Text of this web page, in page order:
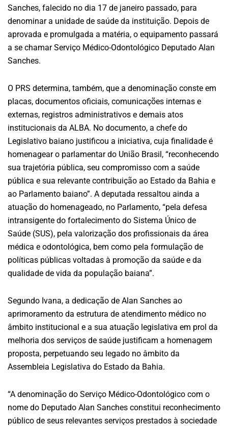
Sanches, falecido no dia 17 de janeiro passado, para
denominar a unidade de saúde da instituição. Depois de
aprovada e promulgada a matéria, o equipamento passará
a se chamar Serviço Médico-Odontológico Deputado Alan
Sanches.
O PRS determina, também, que a denominação conste em
placas, documentos oficiais, comunicações internas e
externas, registros administrativos e demais atos
institucionais da ALBA. No documento, a chefe do
Legislativo baiano justificou a iniciativa, cuja finalidade é
homenagear o parlamentar do União Brasil, “reconhecendo
sua trajetória pública, seu compromisso com a saúde
pública e sua relevante contribuição ao Estado da Bahia e
ao Parlamento baiano”. A deputada ressaltou ainda a
atuação do homenageado, no Parlamento, “pela defesa
intransigente do fortalecimento do Sistema Único de
Saúde (SUS), pela valorização dos profissionais da área
médica e odontológica, bem como pela formulação de
políticas públicas voltadas à promoção da saúde e da
qualidade de vida da população baiana”.
Segundo Ivana, a dedicação de Alan Sanches ao
aprimoramento da estrutura de atendimento médico no
âmbito institucional e a sua atuação legislativa em prol da
melhoria dos serviços de saúde justificam a homenagem
proposta, perpetuando seu legado no âmbito da
Assembleia Legislativa do Estado da Bahia.
“A denominação do Serviço Médico-Odontológico com o
nome do Deputado Alan Sanches constitui reconhecimento
público de seus relevantes serviços prestados à sociedade